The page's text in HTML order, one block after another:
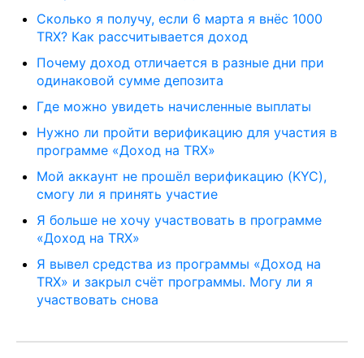
Сколько я получу, если 6 марта я внёс 1000
TRX? Как рассчитывается доход
Почему доход отличается в разные дни при
одинаковой сумме депозита
Где можно увидеть начисленные выплаты
Нужно ли пройти верификацию для участия в
программе «Доход на TRX»
Мой аккаунт не прошёл верификацию (KYC),
смогу ли я принять участие
Я больше не хочу участвовать в программе
«Доход на TRX»
Я вывел средства из программы «Доход на
TRX» и закрыл счёт программы. Могу ли я
участвовать снова